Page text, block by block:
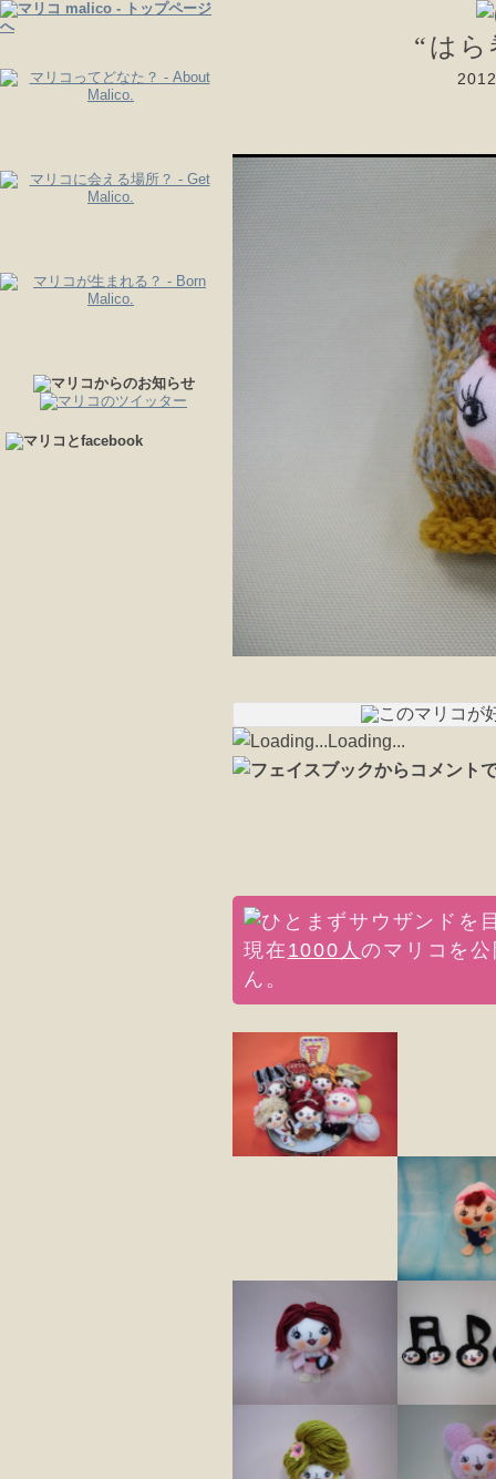
“は
Loading...
現在 1000人のマリコを
ん。